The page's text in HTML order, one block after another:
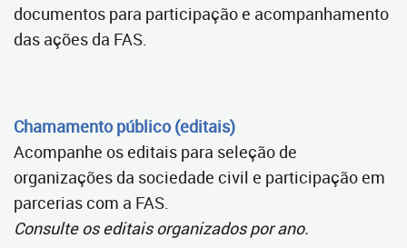
documentos para participação e acompanhamento
das ações da FAS.
Chamamento público (editais)
Acompanhe os editais para seleção de
organizações da sociedade civil e participação em
parcerias com a FAS.
Consulte os editais organizados por ano.